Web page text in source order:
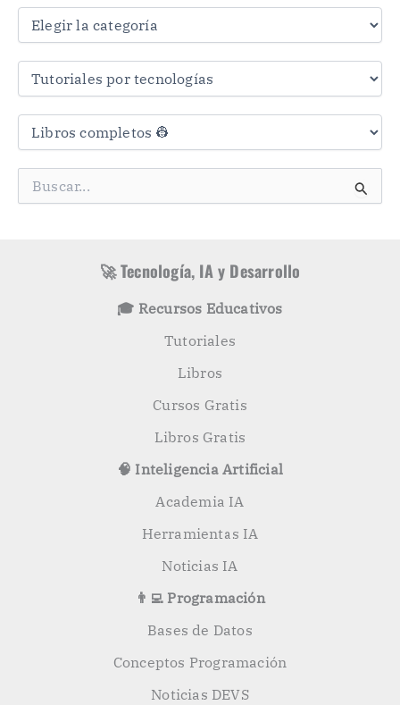
🚀 Tecnología, IA y Desarrollo
🎓 Recursos Educativos
Tutoriales
Libros
Cursos Gratis
Libros Gratis
🧠 Inteligencia Artificial
Academia IA
Herramientas IA
Noticias IA
👨‍💻 Programación
Bases de Datos
Conceptos Programación
Noticias DEVS